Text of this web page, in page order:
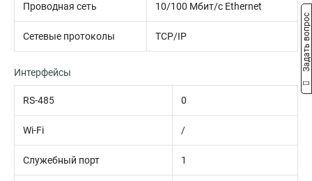
Проводная сеть 10/100 Мбит/с Ethernet
Сетевые протоколы TCP/IP
Интерфейсы
RS-485 0
Wi-Fi /
Служебный порт 1
Задать вопрос